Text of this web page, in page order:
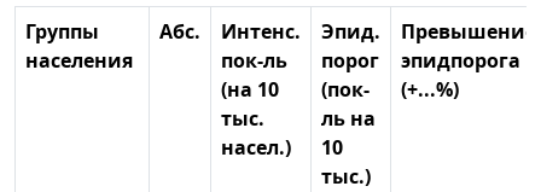
Группы
населения
Абс.
Интенс.
пок-ль
(на 10
тыс.
насел.)
Эпид.
порог
(пок-
ль на
10
тыс.)
Превышение
эпидпорога
(+...%)